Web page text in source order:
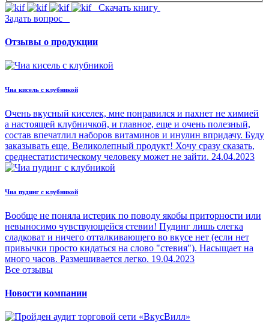
Скачать книгу
Задать вопрос
Отзывы о продукции
Чиа кисель с клубникой
Очень вкусный киселек, мне понравился и пахнет не химией
а настоящей клубничкой, и главное, еще и очень полезный,
состав впечатлил наборов витаминов и инулин впридачу. Буду
заказывать еще. Великолепный продукт! Хочу сразу сказать,
среднестатистическому человеку может не зайти. 24.04.2023
Чиа пудинг с клубникой
Вообще не поняла истерик по поводу якобы приторности или
невыносимо чувствующейся стевии! Пудинг лишь слегка
сладковат и ничего отталкивающего во вкусе нет (если нет
привычки просто кидаться на слово "стевия"). Насыщает на
много часов. Размешивается легко. 19.04.2023
Все отзывы
Новости компании